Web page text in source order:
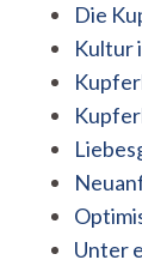
Die
Kultur
Unter